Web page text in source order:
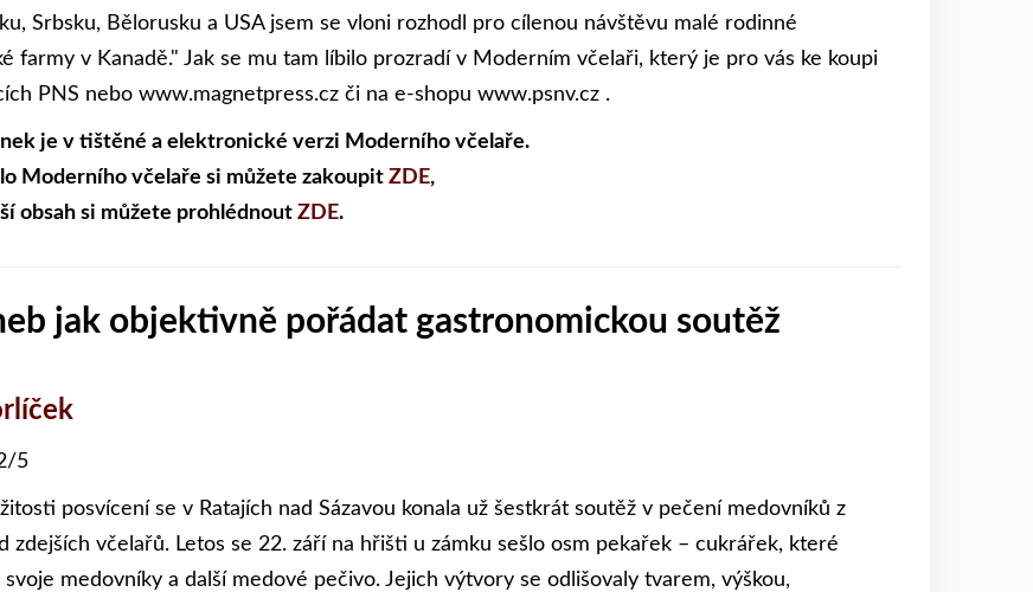
Srbsku, Bělorusku a USA jsem se vloni rozhodl pro cílenou návštěvu malé rodinné
farmy v Kanadě." Jak se mu tam líbilo prozradí v Moderním včelaři, který je pro vás ke koupi
PNS nebo www.magnetpress.cz či na e-shopu www.psnv.cz .
je v tištěné a elektronické verzi Moderního včelaře.
Moderního včelaře si můžete zakoupit ZDE,
obsah si můžete prohlédnout ZDE.
jak objektivně pořádat gastronomickou soutěž
5
posvícení se v Ratajích nad Sázavou konala už šestkrát soutěž v pečení medovníků z
zdejších včelařů. Letos se 22. září na hřišti u zámku sešlo osm pekařek – cukrářek, které
svoje medovníky a další medové pečivo. Jejich výtvory se odlišovaly tvarem, výškou,